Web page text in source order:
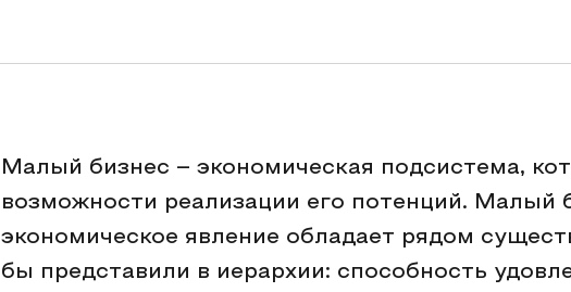
Малый бизнес – экономическая подсистема,
возможности реализации его потенций. Малый
экономическое явление обладает рядом
бы представили в иерархии: способность